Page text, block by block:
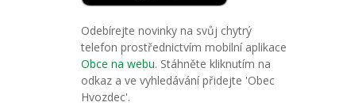
Odebírejte novinky na svůj chytrý
telefon prostřednictvím mobilní aplikace
Obce na webu. Stáhněte kliknutím na
odkaz a ve vyhledávání přidejte 'Obec
Hvozdec'.